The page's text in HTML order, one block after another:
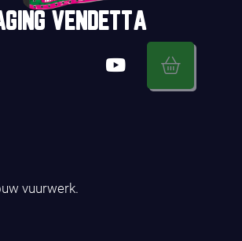
VENDETTA
vuurwerk.